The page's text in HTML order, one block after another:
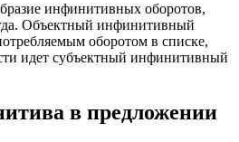
инфинитивных оборотов,
Объектный инфинитивный
оборотом в списке,
идет субъектный инфинитивный
в предложении